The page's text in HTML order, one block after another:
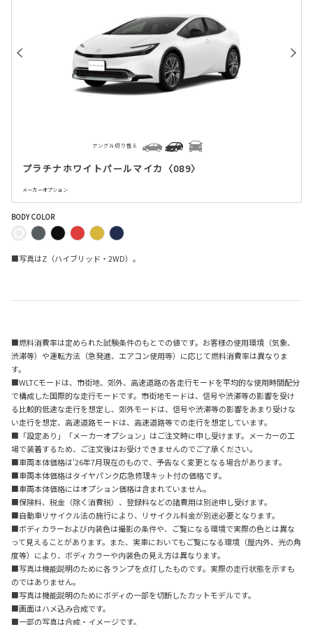
プラチナホワイトパールマイカ〈089〉
メーカーオプション
アングル切り替え
BODY COLOR
■写真はZ（ハイブリッド・2WD）。
■燃料消費率は定められた試験条件のもとでの値です。お客様の使用環境（気象、
渋滞等）や運転方法（急発進、エアコン使用等）に応じて燃料消費率は異なりま
す。
■WLTCモードは、市街地、郊外、高速道路の各走行モードを平均的な使用時間配分
で構成した国際的な走行モードです。市街地モードは、信号や渋滞等の影響を受け
る比較的低速な走行を想定し、郊外モードは、信号や渋滞等の影響をあまり受けな
い走行を想定、高速道路モードは、高速道路等での走行を想定しています。
■「設定あり」「メーカーオプション」はご注文時に申し受けます。メーカーの工
場で装着するため、ご注文後はお受けできませんのでご了承ください。
■車両本体価格は'26年7月現在のもので、予告なく変更となる場合があります。
■車両本体価格はタイヤパンク応急修理キット付の価格です。
■車両本体価格にはオプション価格は含まれていません。
■保険料、税金（除く消費税）、登録料などの諸費用は別途申し受けます。
■自動車リサイクル法の施行により、リサイクル料金が別途必要となります。
■ボディカラーおよび内装色は撮影の条件や、ご覧になる環境で実際の色とは異な
って見えることがあります。また、実車においてもご覧になる環境（屋内外、光の角
度等）により、ボディカラーや内装色の見え方は異なります。
■写真は機能説明のために各ランプを点灯したものです。実際の走行状態を示すも
のではありません。
■写真は機能説明のためにボディの一部を切断したカットモデルです。
■画面はハメ込み合成です。
■一部の写真は合成・イメージです。